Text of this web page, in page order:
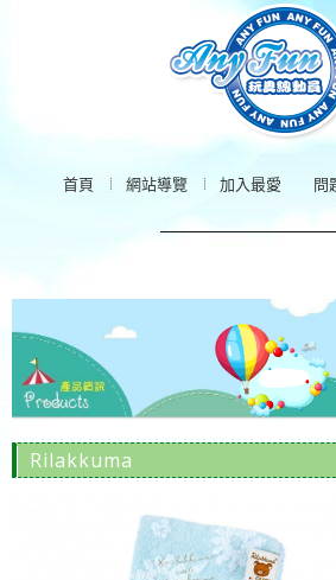
首頁 網站導覽 加入最愛 問
Rilakkuma